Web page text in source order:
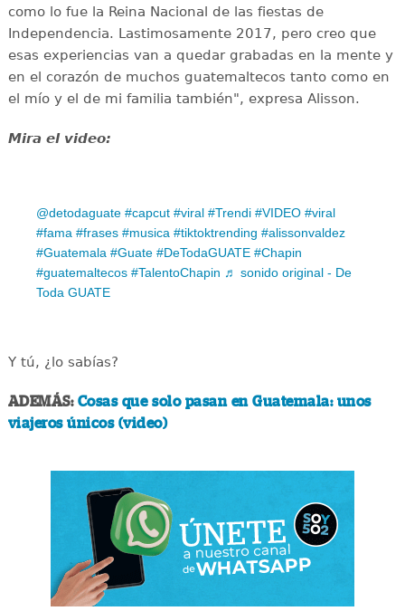
como lo fue la Reina Nacional de las fiestas de
Independencia. Lastimosamente 2017, pero creo que
esas experiencias van a quedar grabadas en la mente y
en el corazón de muchos guatemaltecos tanto como en
el mío y el de mi familia también", expresa Alisson.
Mira el video:
@detodaguate #capcut #viral #Trendi #VIDEO #viral
#fama #frases #musica #tiktoktrending #alissonvaldez
#Guatemala #Guate #DeTodaGUATE #Chapin
#guatemaltecos #TalentoChapin ♬ sonido original - De
Toda GUATE
Y tú, ¿lo sabías?
ADEMÁS: Cosas que solo pasan en Guatemala: unos
viajeros únicos (video)